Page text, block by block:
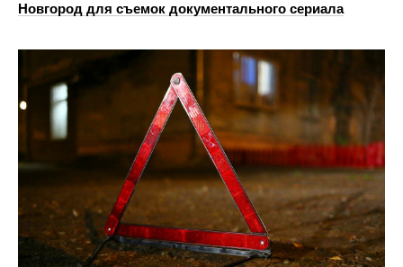
Новгород для съемок документального сериала